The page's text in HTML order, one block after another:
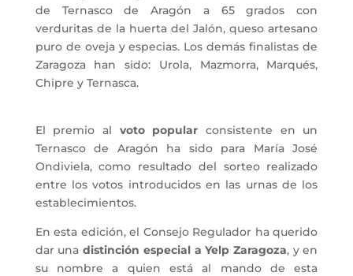
de Ternasco de Aragón a 65 grados con
verduritas de la huerta del Jalón, queso artesano
puro de oveja y especias. Los demás finalistas de
Zaragoza han sido: Urola, Mazmorra, Marqués,
Chipre y Ternasca.
El premio al voto popular consistente en un
Ternasco de Aragón ha sido para María José
Ondiviela, como resultado del sorteo realizado
entre los votos introducidos en las urnas de los
establecimientos.
En esta edición, el Consejo Regulador ha querido
dar unadistinción especial a Yelp Zaragoza, y en
su nombre a quien está al mando de esta